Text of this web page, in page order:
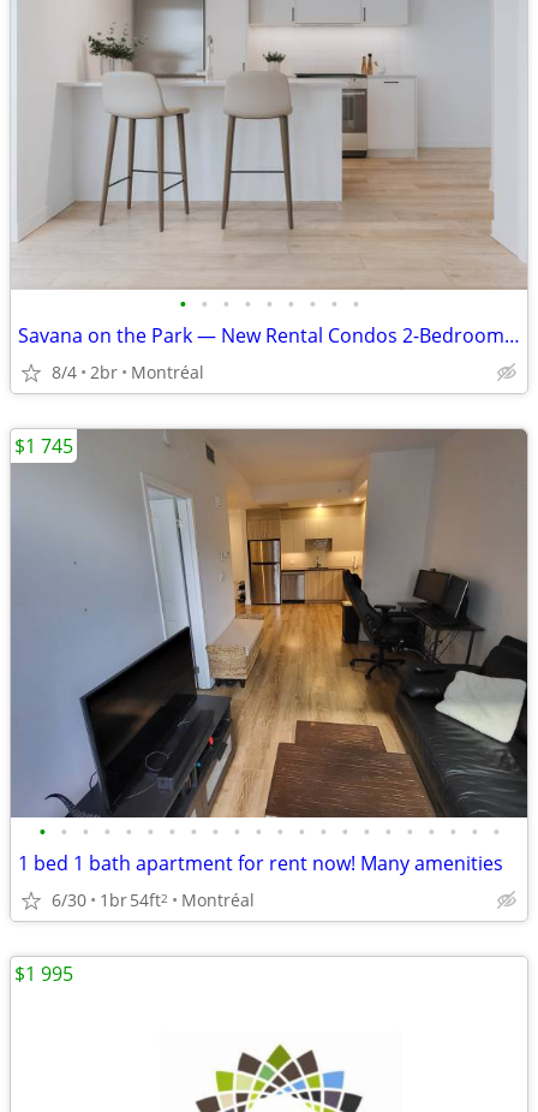
• • • • • • • • •
Savana on the Park — New Rental Condos 2-Bedroom (4 1/2) CDN
8/4 2br Montréal
• • • • • • • • • • • • • • • • • • • • • •
1 bed 1 bath apartment for rent now! Many amenities
6/30 1br54ft2 Montréal
$1 745
$1 995